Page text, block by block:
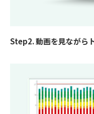
Step2. 動画を見ながら